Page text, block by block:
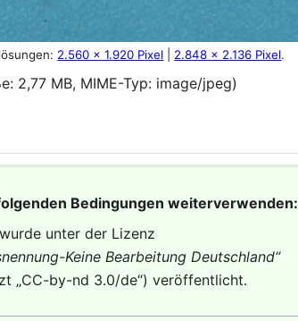
2.560 × 1.920 Pixel 2.848 × 2.136 Pixel.
2,77 MB, MIME-Typ: image/jpeg)
Bedingungen weiterverwenden:
unter der Lizenz
Keine Bearbeitung Deutschland“
„CC-by-nd 3.0/de“) veröffentlicht.